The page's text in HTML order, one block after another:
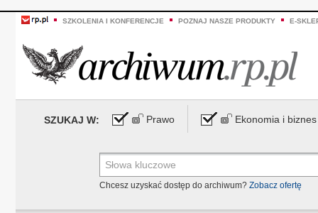
SZKOLENIA I KONFERENCJE POZNAJ NASZE PRODUKTY E-
SZUKAJ W: Prawo Ekonomia i biznes
Chcesz uzyskać dostęp do archiwum? Zobacz ofertę